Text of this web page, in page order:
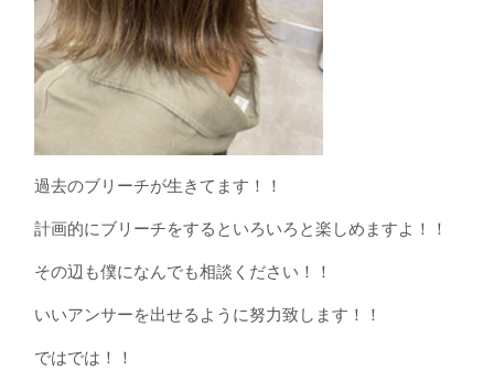
過去のブリーチが生きてます！！
計画的にブリーチをするといろいろと楽しめますよ！！
その辺も僕になんでも相談ください！！
いいアンサーを出せるように努力致します！！
ではでは！！